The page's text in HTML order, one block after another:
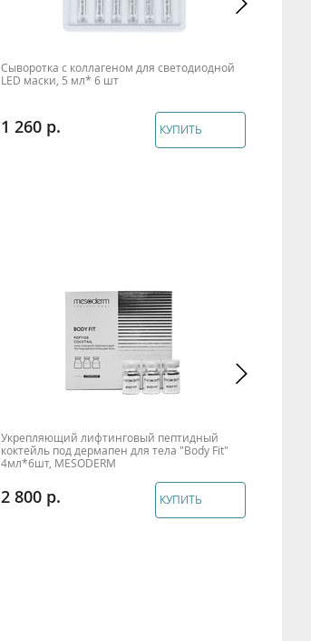
Сыворотка с коллагеном для светодиодной
LED маски, 5 мл* 6 шт
1 260 КУПИТЬ
Укрепляющий лифтинговый пептидный
коктейль под дермапен для тела "Body Fit"
4мл*6шт, MESODERM
2 800 КУПИТЬ